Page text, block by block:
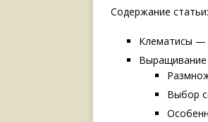
Содержание статьи:
Клематисы —
Выращивание
Выбор